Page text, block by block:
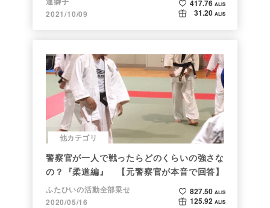
2021/10/09
417.76 ALIS
31.20 ALIS
他カテゴリ
警察官が一人で戦ったらどのくらいの強さな
の？『柔道編』 【元警察官が本音で回答】
ふたひいの活動全部乗せ
2020/05/16
827.50 ALIS
125.92 ALIS